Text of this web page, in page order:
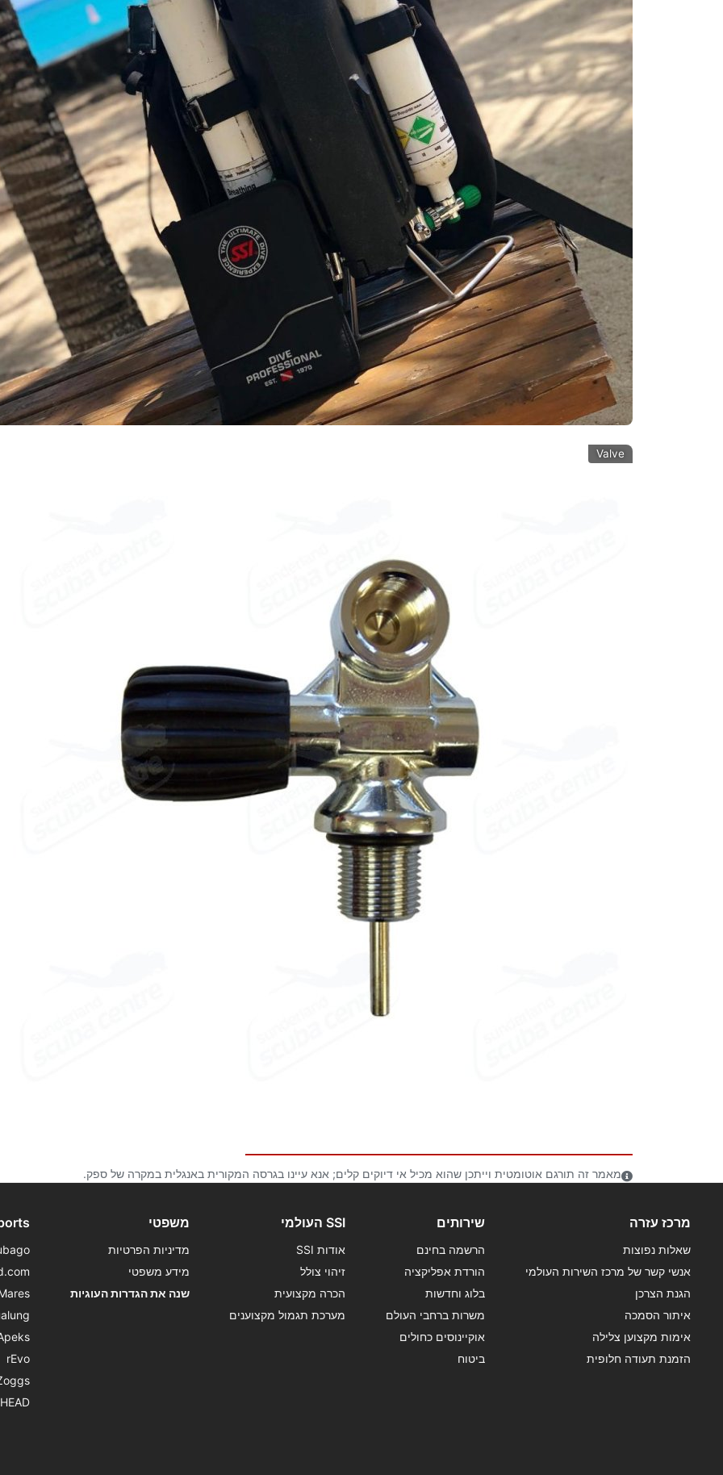
Valve
מאמר זה תורגם אוטומטית וייתכן שהוא מכיל אי דיוקים קלים; אנא עיינו בגרסה המקורית באנגלית במקרה של ספק.
מרכז עזרה
שאלות נפוצות
אנשי קשר של מרכז השירות העולמי
הגנת הצרכן
איתור הסמכה
אימות מקצוען צלילה
הזמנת תעודה חלופית
שירותים
הרשמה בחינם
הורדת אפליקציה
בלוג וחדשות
משרות ברחבי העולם
אוקיינוסים כחולים
ביטוח
SSI העולמי
אודות SSI
זיהוי צולל
הכרה מקצועית
מערכת תגמול מקצוענים
משפטי
מדיניות הפרטיות
מידע משפטי
שנה את הגדרות העוגיות
rEvo
HEAD